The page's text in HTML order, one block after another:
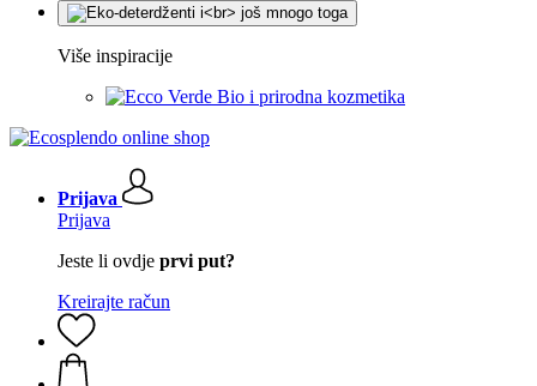
Više inspiracije
Bio i prirodna kozmetika
Prijava
Prijava
Jeste li ovdje prvi put?
Kreirajte račun